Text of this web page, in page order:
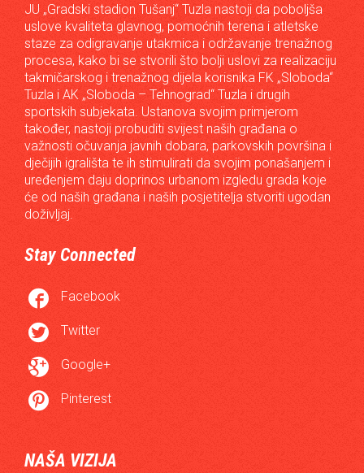
JU „Gradski stadion Tušanj“ Tuzla nastoji da poboljša
uslove kvaliteta glavnog, pomoćnih terena i atletske
staze za odigravanje utakmica i održavanje trenažnog
procesa, kako bi se stvorili što bolji uslovi za realizaciju
takmičarskog i trenažnog dijela korisnika FK „Sloboda“
Tuzla i AK „Sloboda – Tehnograd“ Tuzla i drugih
sportskih subjekata. Ustanova svojim primjerom
također, nastoji probuditi svijest naših građana o
važnosti očuvanja javnih dobara, parkovskih površina i
dječijih igrališta te ih stimulirati da svojim ponašanjem i
uređenjem daju doprinos urbanom izgledu grada koje
će od naših građana i naših posjetitelja stvoriti ugodan
doživljaj.
Stay Connected
 Facebook
 Twitter
 Google+
 Pinterest
NAŠA VIZIJA